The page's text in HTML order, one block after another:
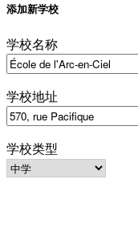
添加新学校
学校名称
学校地址
学校类型